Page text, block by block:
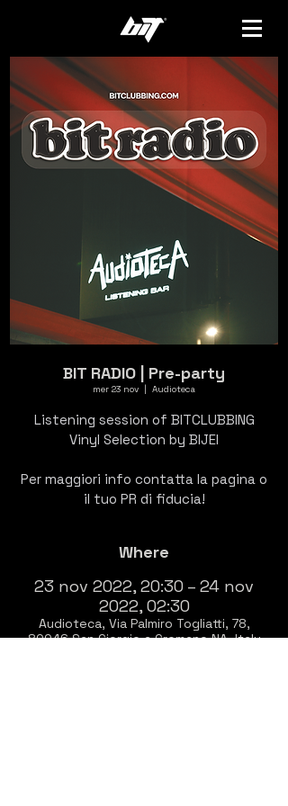
BIT RADIO | Pre-party
mer 23 nov
  |
Audioteca
Listening session of BITCLUBBING
Vinyl Selection by BIJEI
Per maggiori info contatta la pagina o
il tuo PR di fiducia!
Where
23 nov 2022, 20:30 – 24 nov
2022, 02:30
Audioteca, Via Palmiro Togliatti, 78,
80046 San Giorgio a Cremano NA, Italy